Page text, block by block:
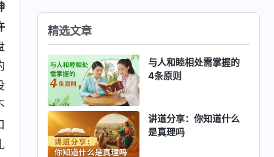
精选文章
与人和睦相处需掌握的
4条原则
讲道分享：你知道什么
是真理吗